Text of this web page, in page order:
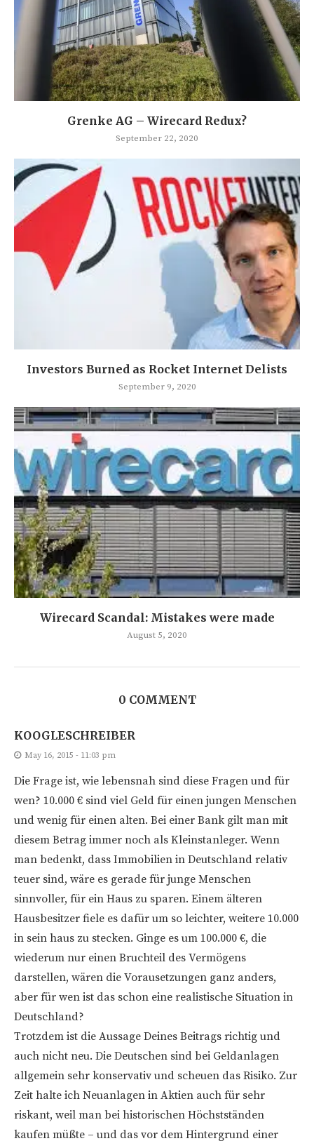
Grenke AG – Wirecard Redux?
September 22, 2020
Investors Burned as Rocket Internet Delists
September 9, 2020
Wirecard Scandal: Mistakes were made
August 5, 2020
0 COMMENT
KOOGLESCHREIBER
May 16, 2015 - 11:03 pm
Die Frage ist, wie lebensnah sind diese Fragen und für
wen? 10.000 € sind viel Geld für einen jungen Menschen
und wenig für einen alten. Bei einer Bank gilt man mit
diesem Betrag immer noch als Kleinstanleger. Wenn
man bedenkt, dass Immobilien in Deutschland relativ
teuer sind, wäre es gerade für junge Menschen
sinnvoller, für ein Haus zu sparen. Einem älteren
Hausbesitzer fiele es dafür um so leichter, weitere 10.000
in sein haus zu stecken. Ginge es um 100.000 €, die
wiederum nur einen Bruchteil des Vermögens
darstellen, wären die Vorausetzungen ganz anders,
aber für wen ist das schon eine realistische Situation in
Deutschland?
Trotzdem ist die Aussage Deines Beitrags richtig und
auch nicht neu. Die Deutschen sind bei Geldanlagen
allgemein sehr konservativ und scheuen das Risiko. Zur
Zeit halte ich Neuanlagen in Aktien auch für sehr
riskant, weil man bei historischen Höchstständen
kaufen müßte – und das vor dem Hintergrund einer